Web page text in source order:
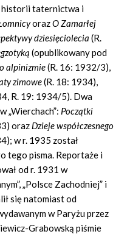
historii taternictwa i
orazO Zamarłej
dziesięciolecia (R.
(opublikowany pod
alpinizmie(R. 16: 1932/3),
zimowe(R. 18: 1934),
R. 19: 1934/5). Dwa
„Wierchach”: Początki
oraz Dzieje współczesnego
w r. 1935 został
tego pisma. Reportaże i
od r. 1931 w
„Polsce Zachodniej” i
się natomiast od
w Paryżu przez
Grabowską piśmie